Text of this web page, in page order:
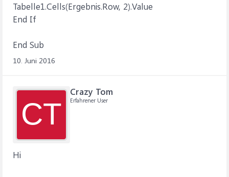
Tabelle1.Cells(Ergebnis.Row, 2).Value
End If
End Sub
10. Juni 2016
CT
Crazy Tom
Erfahrener User
Hi